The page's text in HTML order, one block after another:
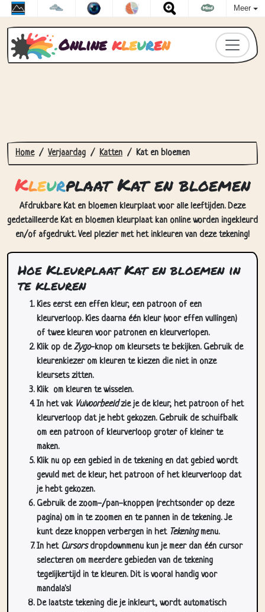
Meer
Online kleuren
Home Verjaardag Katten Kat en bloemen
Kleurplaat Kat en bloemen
Afdrukbare Kat en bloemen kleurplaat voor alle leeftijden. Deze
gedetailleerde Kat en bloemen kleurplaat kan online worden ingekleurd
en/of afgedrukt. Veel plezier met het inkleuren van deze tekening!
Hoe Kleurplaat Kat en bloemen in
te kleuren
Kies eerst een effen kleur, een patroon of een
kleurverloop. Kies daarna één kleur (voor effen vullingen)
of twee kleuren voor patronen en kleurverlopen.
Klik op deZygo-knop om kleursets te bekijken. Gebruik de
kleurenkiezer om kleuren te kiezen die niet in onze
kleursets zitten.
Klik om kleuren te wisselen.
In het vak Vulvoorbeeldzie je de kleur, het patroon of het
kleurverloop dat je hebt gekozen. Gebruik de schuifbalk
om een patroon of kleurverloop groter of kleiner te
maken.
Klik nu op een gebied in de tekening en dat gebied wordt
gevuld met de kleur, het patroon of het kleurverloop dat
je hebt gekozen.
Gebruik de zoom-/pan-knoppen (rechtsonder op deze
pagina) om in te zoomen en te pannen in de tekening. Je
kunt deze knoppen verbergen in het Tekeningmenu.
In het Cursorsdropdownmenu kun je meer dan één cursor
selecteren om meerdere gebieden van de tekening
tegelijkertijd in te kleuren. Dit is vooral handig voor
mandala's!
De laatste tekening die je inkleurt, wordt automatisch